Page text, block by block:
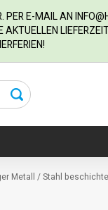
PER E-MAIL AN
Metall / Stahl